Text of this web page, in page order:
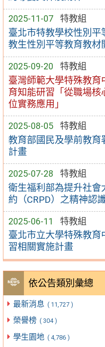
2025-11-07 特教組
臺北市特教學校性別
教生性別平等教育教
2025-09-20 特教組
臺灣師範大學特殊教
育知能研習「從職場
位實務應用」
2025-08-05 特教組
教育部國民及學前教育
計畫
2025-07-28 特教組
衛生福利部為提升社
約（CRPD）之精神認
2025-06-11 特教組
臺北市立大學特殊教
習相關實施計畫
依公告類別彙總
最新消息 ( 11,727 )
榮譽榜 ( 304 )
學生園地 ( 4,786 )